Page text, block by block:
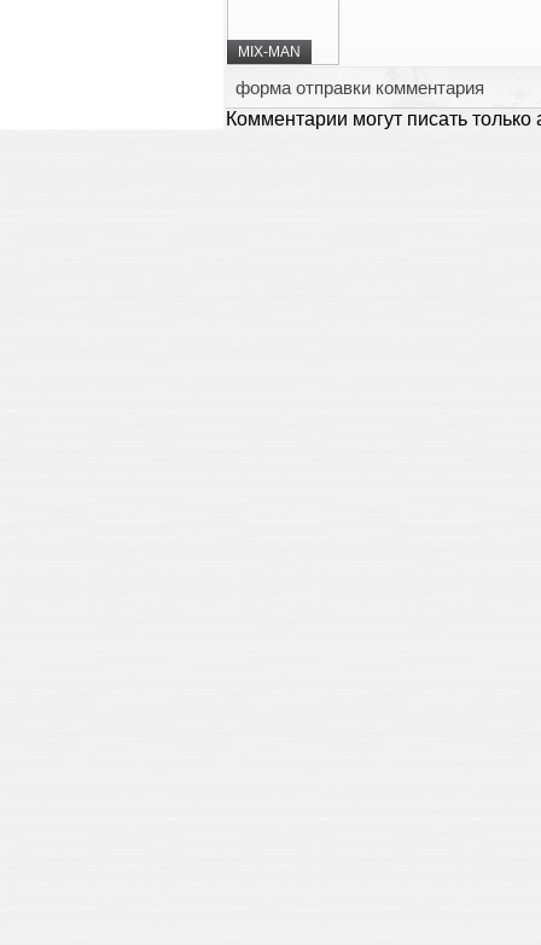
MIX-MAN
форма отправки комментария
Комментарии могут писать